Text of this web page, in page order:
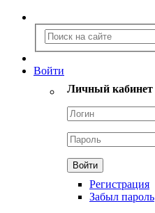
Войти
Личный кабинет
Регистрация
Забыл пароль